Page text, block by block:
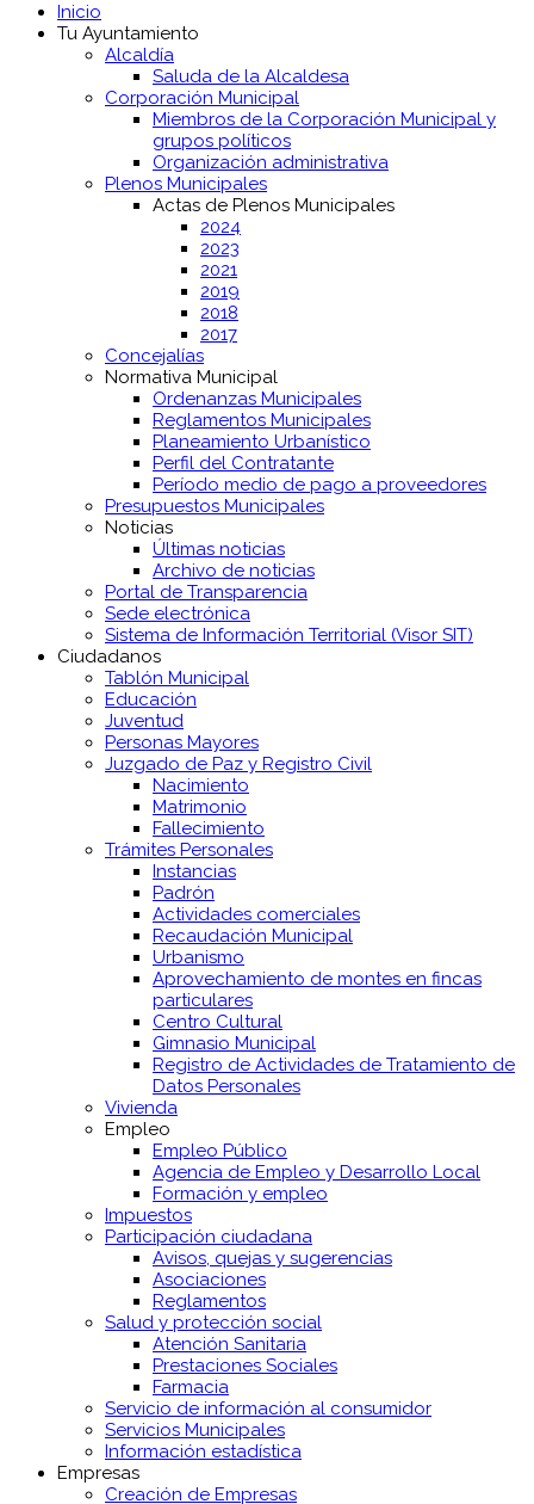
Inicio
Tu Ayuntamiento
Alcaldía
Saluda de la Alcaldesa
Corporación Municipal
Miembros de la Corporación Municipal y
grupos políticos
Organización administrativa
Plenos Municipales
Actas de Plenos Municipales
2024
2023
2021
2019
2018
2017
Concejalías
Normativa Municipal
Ordenanzas Municipales
Reglamentos Municipales
Planeamiento Urbanístico
Perfil del Contratante
Período medio de pago a proveedores
Presupuestos Municipales
Noticias
Últimas noticias
Archivo de noticias
Portal de Transparencia
Sede electrónica
Sistema de Información Territorial (Visor SIT)
Ciudadanos
Tablón Municipal
Educación
Juventud
Personas Mayores
Juzgado de Paz y Registro Civil
Nacimiento
Matrimonio
Fallecimiento
Trámites Personales
Instancias
Padrón
Actividades comerciales
Recaudación Municipal
Urbanismo
Aprovechamiento de montes en fincas
particulares
Centro Cultural
Gimnasio Municipal
Registro de Actividades de Tratamiento de
Datos Personales
Vivienda
Empleo
Empleo Público
Agencia de Empleo y Desarrollo Local
Formación y empleo
Impuestos
Participación ciudadana
Avisos, quejas y sugerencias
Asociaciones
Reglamentos
Salud y protección social
Atención Sanitaria
Prestaciones Sociales
Farmacia
Servicio de información al consumidor
Servicios Municipales
Información estadística
Empresas
Creación de Empresas